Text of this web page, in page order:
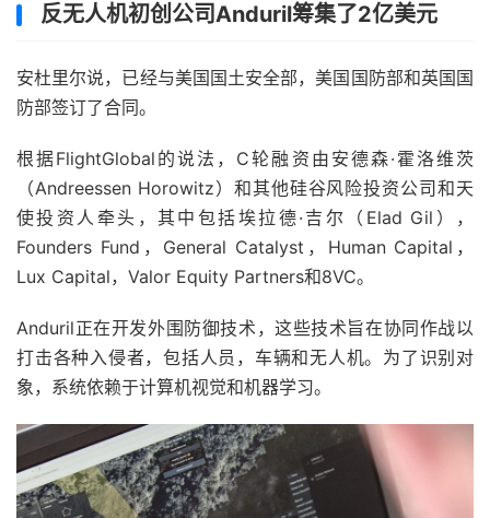
反无人机初创公司Anduril筹集了2亿美元
安杜里尔说，已经与美国国土安全部，美国国防部和英国国
防部签订了合同。
根据FlightGlobal的说法，C轮融资由安德森·霍洛维茨
（Andreessen Horowitz）和其他硅谷风险投资公司和天
使投资人牵头，其中包括埃拉德·吉尔（Elad Gil），
Founders Fund，Gen​​eral Catalyst，Human Capital，
Lux Capital，Valor Equity Partners和8VC。
Anduril正在开发外围防御技术，这些技术旨在协同作战以
打击各种入侵者，包括人员，车辆和无人机。为了识别对
象，系统依赖于计算机视觉和机器学习。